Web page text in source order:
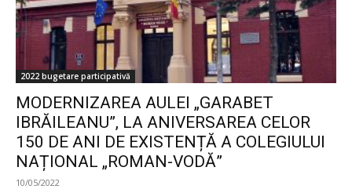
2022 bugetare participativă
MODERNIZAREA AULEI „GARABET
IBRĂILEANU”, LA ANIVERSAREA CELOR
150 DE ANI DE EXISTENȚĂ A COLEGIULUI
NAȚIONAL „ROMAN-VODĂ”
10/05/2022